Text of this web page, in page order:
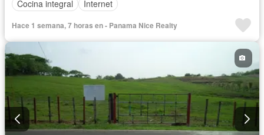
Cocina integral
Internet
Hace 1 semana, 7 horas en - Panama Nice Realty